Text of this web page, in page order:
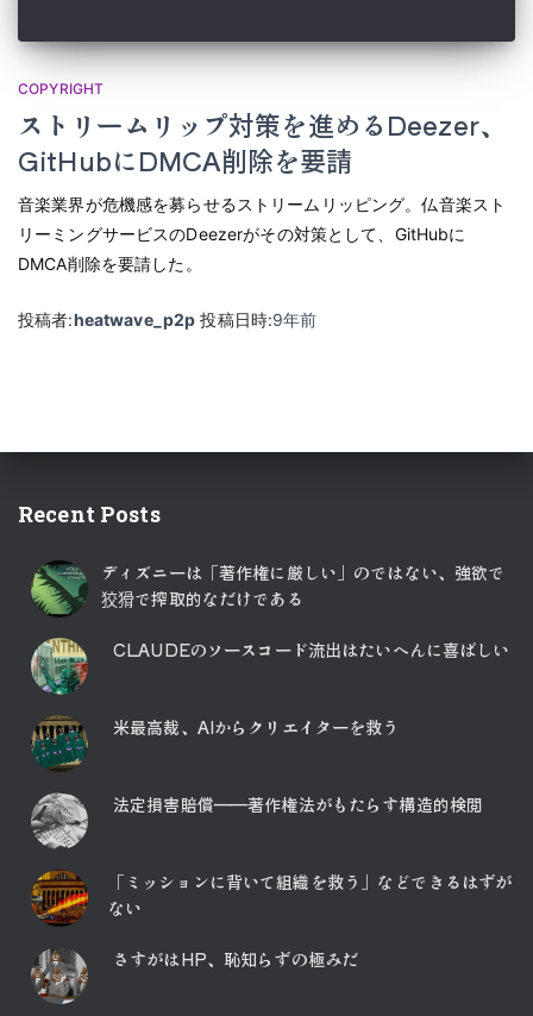
COPYRIGHT
ストリームリップ対策を進めるDeezer、
GitHubにDMCA削除を要請
音楽業界が危機感を募らせるストリームリッピング。仏音楽スト
リーミングサービスのDeezerがその対策として、GitHubに
DMCA削除を要請した。
投稿者:heatwave_p2p 投稿日時:9年前
Recent Posts
ディズニーは「著作権に厳しい」のではない、強欲で
狡猾で搾取的なだけである
CLAUDEのソースコード流出はたいへんに喜ばしい
米最高裁、AIからクリエイターを救う
法定損害賠償――著作権法がもたらす構造的検閲
「ミッションに背いて組織を救う」などできるはずが
ない
さすがはHP、恥知らずの極みだ